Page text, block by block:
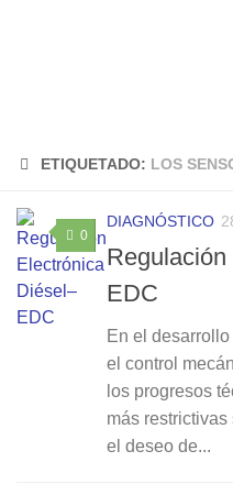
ETIQUETADO: LOS
0
DIAGNÓSTICO
EDC
En el
el control
los progresos
más
el deseo de...